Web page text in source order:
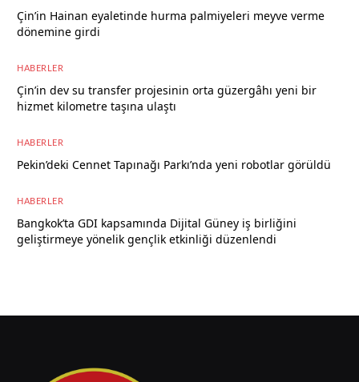
Çin’in Hainan eyaletinde hurma palmiyeleri meyve verme
dönemine girdi
HABERLER
Çin’in dev su transfer projesinin orta güzergâhı yeni bir
hizmet kilometre taşına ulaştı
HABERLER
Pekin’deki Cennet Tapınağı Parkı’nda yeni robotlar görüldü
HABERLER
Bangkok’ta GDI kapsamında Dijital Güney iş birliğini
geliştirmeye yönelik gençlik etkinliği düzenlendi